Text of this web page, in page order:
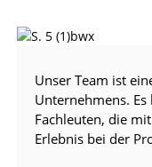
Unser Team ist
Unternehmens.
Fachleuten, die
Erlebnis bei der